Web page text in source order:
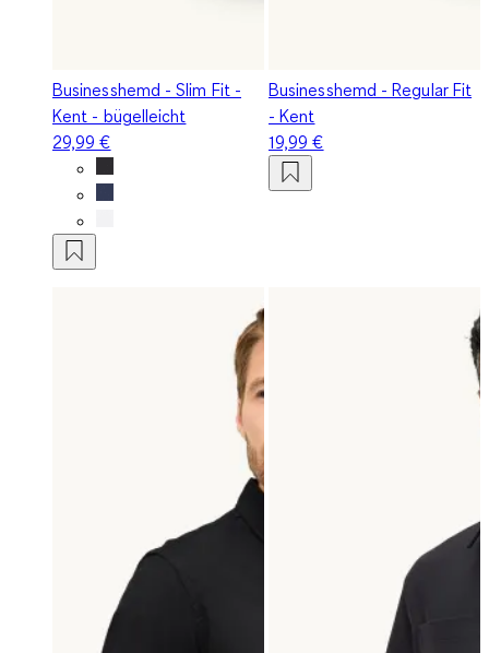
Businesshemd - Slim Fit -
Kent - bügelleicht
29,99 €
Businesshemd - Regular Fit
- Kent
19,99 €